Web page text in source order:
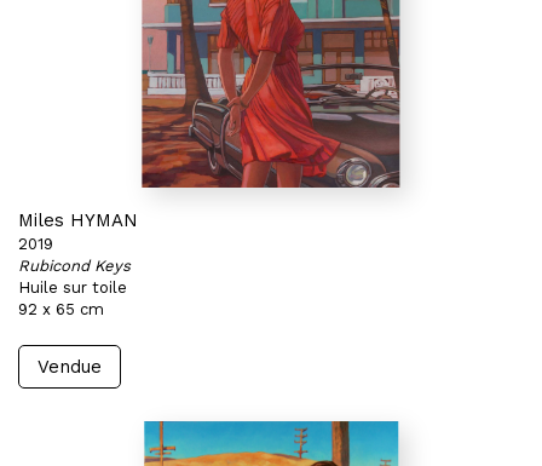
Miles HYMAN
2019
Rubicond Keys
Huile sur toile
92 x 65 cm
Vendue